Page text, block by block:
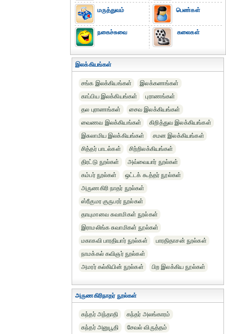
மருத்துவம்
நகைச்சுவை
பெண்கள்
கலைகள்
இலக்கியங்கள்
சங்க இலக்கியங்கள்
இலக்கணங்கள்
காப்பிய இலக்கியங்கள்
புராணங்கள்
தல புராணங்கள்
சைவ இலக்கியங்கள்
வைணவ இலக்கியங்கள்
கிறித்துவ இலக்கியங்கள்
இசுலாமிய இலக்கியங்கள்
சமன இலக்கியங்கள்
சித்தர் பாடல்கள்
சிற்றிலக்கியங்கள்
திரட்டு நூல்கள்
அவ்வையார் நூல்கள்
கம்பர் நூல்கள்
ஒட்டக் கூத்தர் நூல்கள்
அருணகிரி நாதர் நூல்கள்
ஸ்ரீகுமர குருபரர் நூல்கள்
தாயுமானவ சுவாமிகள் நூல்கள்
இராமலிங்க சுவாமிகள் நூல்கள்
மகாகவி பாரதியார் நூல்கள்
பாரதிதாசன் நூல்கள்
நாமக்கல் கவிஞர் நூல்கள்
அமரர் கல்கியின் நூல்கள்
பிற இலக்கிய நூல்கள்
அருணகிரிநாதர் நூல்கள்
கந்தர் அந்தாதி
கந்தர் அலங்காரம்
கந்தர் அனுபூதி
சேவல் விருத்தம்